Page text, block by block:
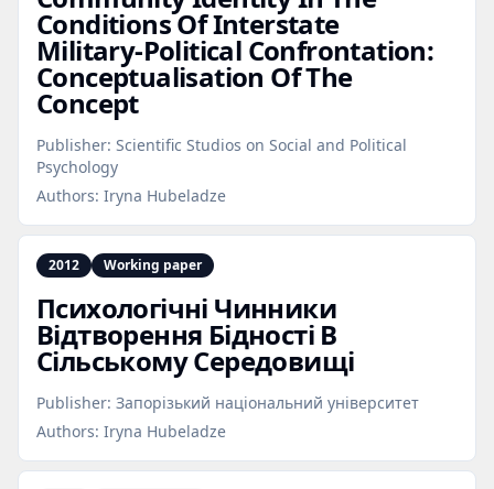
Conditions Of Interstate
Military‑Political Confrontation:
Conceptualisation Of The
Concept
Publisher: Scientific Studios on Social and Political
Psychology
Authors: Iryna Hubeladze
2012 Working paper
Психологічні Чинники
Відтворення Бідності В
Сільському Середовищі
Publisher: Запорізький національний університет
Authors: Iryna Hubeladze